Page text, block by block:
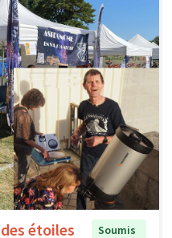
étoiles
Soumis